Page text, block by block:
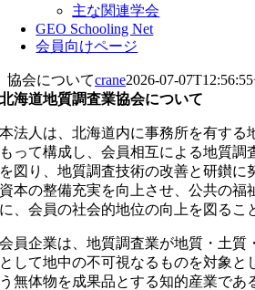
主な関連学会
GEO Schooling Net
会員向けページ
協会についてcrane2026-07-
北海道地質調査業協会について
本法人は、北海道内に事務所を有する
もって構成し、会員相互による地質調
を図り、地質調査技術の改善と研鑚に
資本の整備充実を向上させ、公共の福
に、会員の社会的地位の向上を図るこ
会員企業は、地質調査業が地質・土質
として地中の不可視なるものを対象と
う無体物を成果品とする知的産業であ